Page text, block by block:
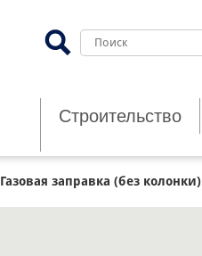
Строительство
Газовая заправка (без колонки)